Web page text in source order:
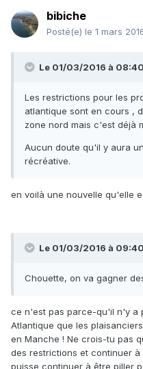
bibiche
Posté(e) le 1 mars
Le 01/03/2016 à
Les restrictions pour les
atlantique sont en cours ,
zone nord mais c'est déjà
Aucun doute qu'il y aura
récréative.
en voilà une nouvelle qu'elle
Le 01/03/2016 à
Chouette, on va gagner
ce n'est pas parce-qu'il n'y a
Atlantique que les
en Manche ! Ne crois-tu pas
des restrictions et continuer
puisse continuer à être piller